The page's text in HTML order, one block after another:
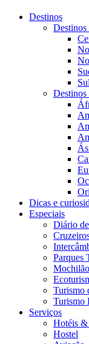
Destinos
Sul
Destinos
Dicas e
Especiais
Diário
Parques
Mochilão
Turismo
Turismo
Serviços
Hotéis &
Hostel